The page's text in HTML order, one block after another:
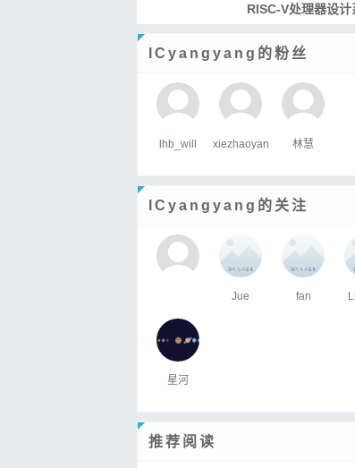
RISC-V处理器设计
ICyangyang的粉丝
lhb_will xiezhaoyan 林慧
ICyangyang的关注
Jue fan
星河
推荐阅读